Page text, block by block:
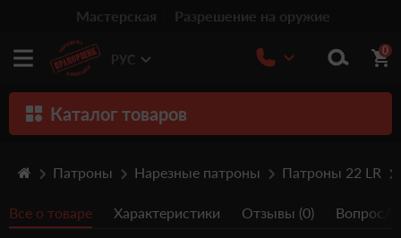
Мастерская Разрешение на оружие
РУС
0
Каталог товаров
Травматическое оружие
Патроны Нарезные патроны Патроны 22 LR
Все о товаре Характеристики Отзывы (0) Вопрос/